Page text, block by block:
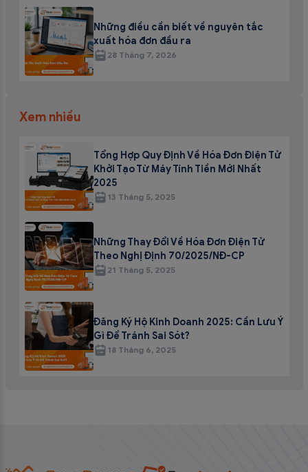
Những điều cần biết về nguyên tắc
xuất hóa đơn đầu ra
28 Tháng 7, 2026
Xem nhiều
Tổng Hợp Quy Định Về Hóa Đơn Điện Tử
Khởi Tạo Từ Máy Tính Tiền Mới Nhất
2025
13 Tháng 5, 2025
Những Thay Đổi Về Hóa Đơn Điện Tử
Theo Nghị Định 70/2025/NĐ-CP
21 Tháng 5, 2025
Đăng Ký Hộ Kinh Doanh 2025: Cần Lưu Ý
Gì Để Tránh Sai Sót?
18 Tháng 6, 2025